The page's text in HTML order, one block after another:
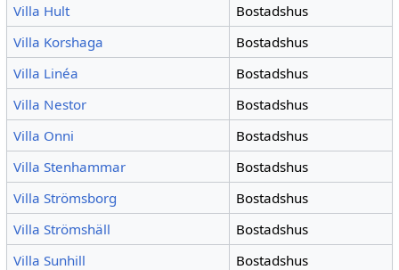
Villa Hult
Bostadshus
Villa Korshaga
Bostadshus
Villa Linéa
Bostadshus
Villa Nestor
Bostadshus
Villa Onni
Bostadshus
Villa Stenhammar
Bostadshus
Villa Strömsborg
Bostadshus
Villa Strömshäll
Bostadshus
Villa Sunhill
Bostadshus